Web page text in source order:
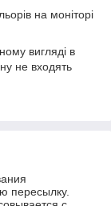
на моніторі
вигляді в
не входять
пересылку.